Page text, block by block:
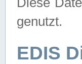
genutzt.
EDIS